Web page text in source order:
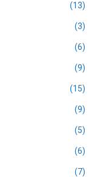
(13)
(3)
(6)
(9)
(15)
(9)
(5)
(6)
(7)